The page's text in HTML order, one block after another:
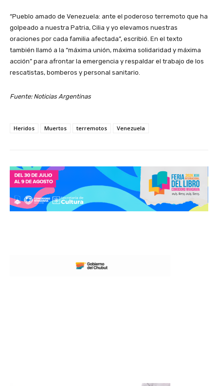
“Pueblo amado de Venezuela: ante el poderoso terremoto que ha
golpeado a nuestra Patria, Cilia y yo elevamos nuestras
oraciones por cada familia afectada”, escribió. En el texto
también llamó a la “máxima unión, máxima solidaridad y máxima
acción” para afrontar la emergencia y respaldar el trabajo de los
rescatistas, bomberos y personal sanitario.
Fuente: Noticias Argentinas
Heridos Muertos terremotos Venezuela